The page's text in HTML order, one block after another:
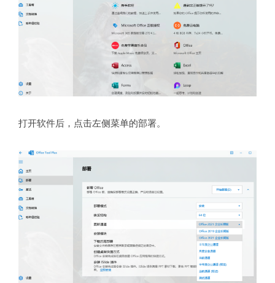
打开软件后，点击左侧菜单的部署。